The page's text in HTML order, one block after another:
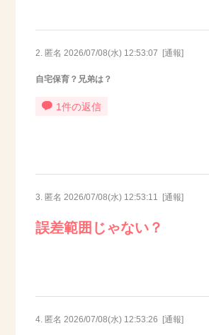
2. 匿名 2026/07/08(水) 12:53:07 [通報]
自宅保育？兄弟は？
1件の返信
3. 匿名 2026/07/08(水) 12:53:11 [通報]
誤差範囲じゃない？
4. 匿名 2026/07/08(水) 12:53:26 [通報]